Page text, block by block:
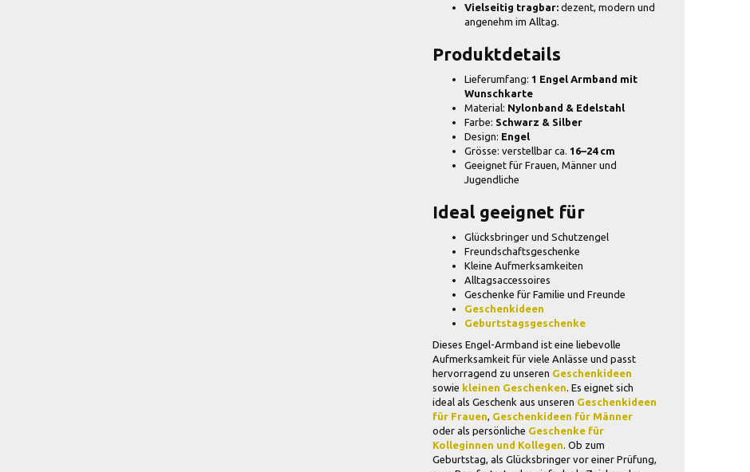
Vielseitig tragbar:dezent, modern und
angenehm im Alltag.
Produktdetails
Lieferumfang: 1 Engel Armband mit
Wunschkarte
Material: Nylonband & Edelstahl
Farbe: Schwarz & Silber
Design: Engel
Grösse: verstellbar ca. 16–24 cm
Geeignet für Frauen, Männer und
Jugendliche
Ideal geeignet für
Glücksbringer und Schutzengel
Freundschaftsgeschenke
Kleine Aufmerksamkeiten
Alltagsaccessoires
Geschenke für Familie und Freunde
Geschenkideen
Geburtstagsgeschenke
Dieses Engel-Armband ist eine liebevolle
Aufmerksamkeit für viele Anlässe und passt
hervorragend zu unseren Geschenkideen
sowie kleinen Geschenken . Es eignet sich
ideal als Geschenk aus unseren Geschenkideen
für Frauen Geschenkideen für Männer
oder als persönliche Geschenke für
Kolleginnen und Kollegen . Ob zum
Geburtstag, als Glücksbringer vor einer Prüfung,